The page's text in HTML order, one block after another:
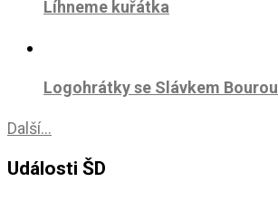
Líhneme kuřátka
Logohrátky se Slávkem Bourou
Další...
Události ŠD